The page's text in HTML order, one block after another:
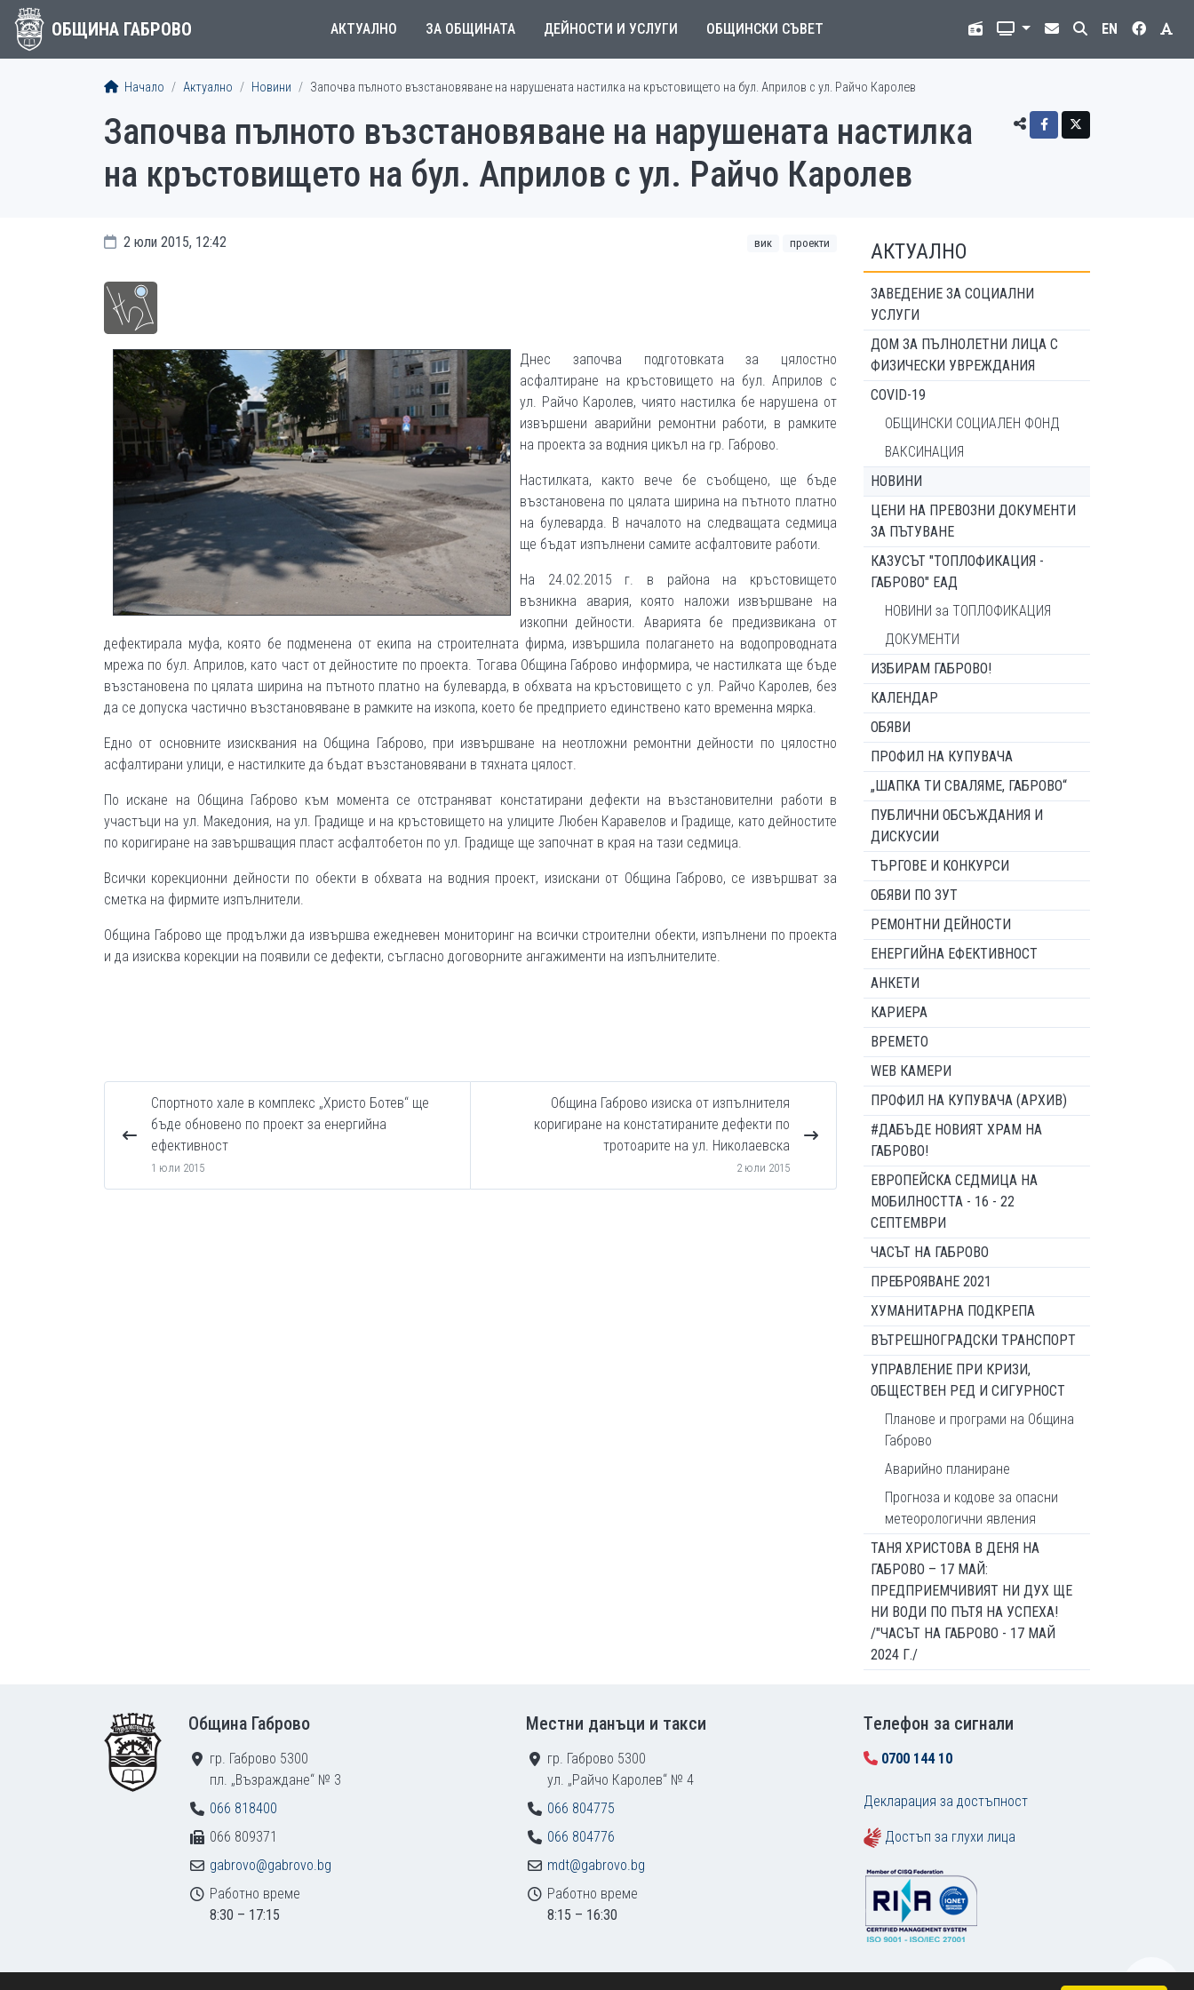
ОБЩИНА ГАБРОВО АКТУАЛНО ЗА ОБЩИНАТА ДЕЙНОСТИ И УСЛУГИ ОБЩИНСКИ СЪВЕТ EN
Начало Актуално Новини Започва пълното възстановяване на нарушената настилка на кръстовището на бул. Априлов с ул. Райчо Каролев
Започва пълното възстановяване на нарушената настилка
на кръстовището на бул. Априлов с ул. Райчо Каролев
2 юли 2015, 12:42 вик проекти
Днес започва подготовката за цялостно
асфалтиране на кръстовището на бул. Априлов с
ул. Райчо Каролев, чиято настилка бе нарушена от
извършени аварийни ремонтни работи, в рамките
на проекта за водния цикъл на гр. Габрово.
Настилката, както вече бе съобщено, ще бъде
възстановена по цялата ширина на пътното платно
на булеварда. В началото на следващата седмица
ще бъдат изпълнени самите асфалтовите работи.
На 24.02.2015 г. в района на кръстовището
възникна авария, която наложи извършване на
изкопни дейности. Аварията бе предизвикана от
дефектирала муфа, която бе подменена от екипа на строителната фирма, извършила полагането на водопроводната
мрежа по бул. Априлов, като част от дейностите по проекта. Тогава Община Габрово информира, че настилката ще бъде
възстановена по цялата ширина на пътното платно на булеварда, в обхвата на кръстовището с ул. Райчо Каролев, без
да се допуска частично възстановяване в рамките на изкопа, което бе предприето единствено като временна мярка.
Едно от основните изисквания на Община Габрово, при извършване на неотложни ремонтни дейности по цялостно
асфалтирани улици, е настилките да бъдат възстановявани в тяхната цялост.
По искане на Община Габрово към момента се отстраняват констатирани дефекти на възстановителни работи в
участъци на ул. Македония, на ул. Градище и на кръстовището на улиците Любен Каравелов и Градище, като дейностите
по коригиране на завършващия пласт асфалтобетон по ул. Градище ще започнат в края на тази седмица.
Всички корекционни дейности по обекти в обхвата на водния проект, изискани от Община Габрово, се извършват за
сметка на фирмите изпълнители.
Община Габрово ще продължи да извършва ежедневен мониторинг на всички строителни обекти, изпълнени по проекта
и да изисква корекции на появили се дефекти, съгласно договорните ангажименти на изпълнителите.
Спортното хале в комплекс „Христо Ботев“ ще
бъде обновено по проект за енергийна
ефективност
1 юли 2015
Община Габрово изиска от изпълнителя
коригиране на констатираните дефекти по
тротоарите на ул. Николаевска
2 юли 2015
АКТУАЛНО
ЗАВЕДЕНИЕ ЗА СОЦИАЛНИ
УСЛУГИ
ДОМ ЗА ПЪЛНОЛЕТНИ ЛИЦА С
ФИЗИЧЕСКИ УВРЕЖДАНИЯ
COVID-19
ОБЩИНСКИ СОЦИАЛЕН ФОНД
ВАКСИНАЦИЯ
НОВИНИ
ЦЕНИ НА ПРЕВОЗНИ ДОКУМЕНТИ
ЗА ПЪТУВАНЕ
КАЗУСЪТ "ТОПЛОФИКАЦИЯ -
ГАБРОВО" ЕАД
НОВИНИ за ТОПЛОФИКАЦИЯ
ДОКУМЕНТИ
ИЗБИРАМ ГАБРОВО!
КАЛЕНДАР
ОБЯВИ
ПРОФИЛ НА КУПУВАЧА
„ШАПКА ТИ СВАЛЯМЕ, ГАБРОВО“
ПУБЛИЧНИ ОБСЪЖДАНИЯ И
ДИСКУСИИ
ТЪРГОВЕ И КОНКУРСИ
ОБЯВИ ПО ЗУТ
РЕМОНТНИ ДЕЙНОСТИ
ЕНЕРГИЙНА ЕФЕКТИВНОСТ
АНКЕТИ
КАРИЕРА
ВРЕМЕТО
WEB КАМЕРИ
ПРОФИЛ НА КУПУВАЧА (АРХИВ)
#ДАБЪДЕ НОВИЯТ ХРАМ НА
ГАБРОВО!
ЕВРОПЕЙСКА СЕДМИЦА НА
МОБИЛНОСТТА - 16 - 22
СЕПТЕМВРИ
ЧАСЪТ НА ГАБРОВО
ПРЕБРОЯВАНЕ 2021
ХУМАНИТАРНА ПОДКРЕПА
ВЪТРЕШНОГРАДСКИ ТРАНСПОРТ
УПРАВЛЕНИЕ ПРИ КРИЗИ,
ОБЩЕСТВЕН РЕД И СИГУРНОСТ
Планове и програми на Община
Габрово
Аварийно планиране
Прогноза и кодове за опасни
метеорологични явления
ТАНЯ ХРИСТОВА В ДЕНЯ НА
ГАБРОВО – 17 МАЙ:
ПРЕДПРИЕМЧИВИЯТ НИ ДУХ ЩЕ
НИ ВОДИ ПО ПЪТЯ НА УСПЕХА!
/"ЧАСЪТ НА ГАБРОВО - 17 МАЙ
2024 Г./
Община Габрово
гр. Габрово 5300
пл. „Възраждане“ № 3
066 818400
066 809371
gabrovo@gabrovo.bg
Работно време
8:30 – 17:15
Местни данъци и такси
гр. Габрово 5300
ул. „Райчо Каролев“ № 4
066 804775
066 804776
mdt@gabrovo.bg
Работно време
8:15 – 16:30
Tелефон за сигнали
0700 144 10
Декларация за достъпност
Достъп за глухи лица